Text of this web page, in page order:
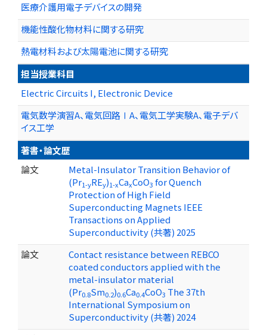
医療介護用電子デバイスの開発
機能性酸化物材料に関する研究
熱電材料および太陽電池に関する研究
担当授業科目
Electric Circuits I, Electronic Device
電気数学演習A、電気回路ⅠA、電気工学実験A、電子デバ
イス工学
著書・論文歴
論文
Metal-Insulator Transition Behavior of
(Pr1-yREy)1-xCaxCoO3 for Quench
Protection of High Field
Superconducting Magnets IEEE
Transactions on Applied
Superconductivity (共著) 2025
論文
Contact resistance between REBCO
coated conductors applied with the
metal-insulator material
(Pr0.8Sm0.2)0.6Ca0.4CoO3 The 37th
International Symposium on
Superconductivity (共著) 2024